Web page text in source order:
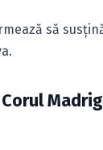
să